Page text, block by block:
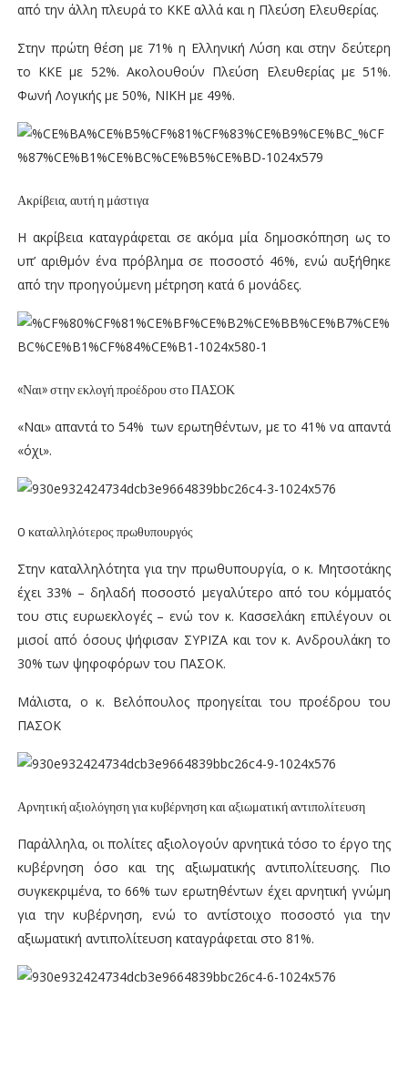
από την άλλη πλευρά το ΚΚΕ αλλά και η Πλεύση Ελευθερίας.
Στην πρώτη θέση με 71% η Ελληνική Λύση και στην δεύτερη
το ΚΚΕ με 52%. Ακολουθούν Πλεύση Ελευθερίας με 51%.
Φωνή Λογικής με 50%, ΝΙΚΗ με 49%.
Ακρίβεια, αυτή η μάστιγα
Η ακρίβεια καταγράφεται σε ακόμα μία δημοσκόπηση ως το
υπ’ αριθμόν ένα πρόβλημα σε ποσοστό 46%, ενώ αυξήθηκε
από την προηγούμενη μέτρηση κατά 6 μονάδες.
«Ναι» στην εκλογή προέδρου στο ΠΑΣΟΚ
«Ναι» απαντά το 54% των ερωτηθέντων, με το 41% να απαντά
«όχι».
O καταλληλότερος πρωθυπουργός
Στην καταλληλότητα για την πρωθυπουργία, ο κ. Μητσοτάκης
έχει 33% – δηλαδή ποσοστό μεγαλύτερο από του κόμματός
του στις ευρωεκλογές – ενώ τον κ. Κασσελάκη επιλέγουν οι
μισοί από όσους ψήφισαν ΣΥΡΙΖΑ και τον κ. Ανδρουλάκη το
30% των ψηφοφόρων του ΠΑΣΟΚ.
Μάλιστα, ο κ. Βελόπουλος προηγείται του προέδρου του
ΠΑΣΟΚ
Αρνητική αξιολόγηση για κυβέρνηση και αξιωματική αντιπολίτευση
Παράλληλα, οι πολίτες αξιολογούν αρνητικά τόσο το έργο της
κυβέρνηση όσο και της αξιωματικής αντιπολίτευσης. Πιο
συγκεκριμένα, το 66% των ερωτηθέντων έχει αρνητική γνώμη
για την κυβέρνηση, ενώ το αντίστοιχο ποσοστό για την
αξιωματική αντιπολίτευση καταγράφεται στο 81%.